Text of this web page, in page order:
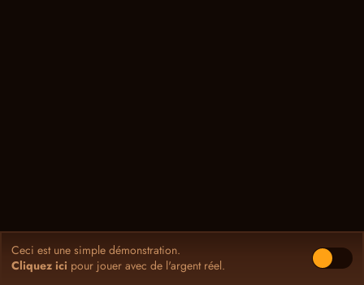
Ceci est une simple démonstration.
Cliquez ici pour jouer avec de l'argent réel.